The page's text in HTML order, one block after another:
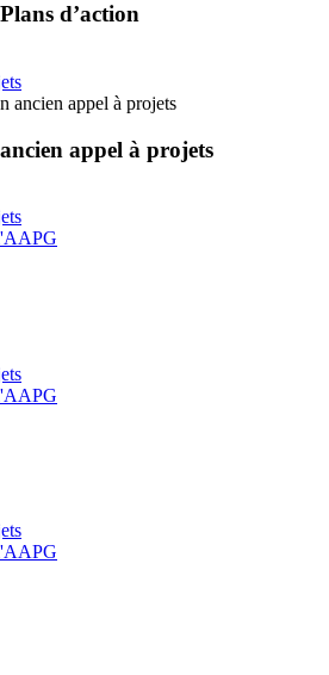
d’action
ancien appel à projets
appel à projets